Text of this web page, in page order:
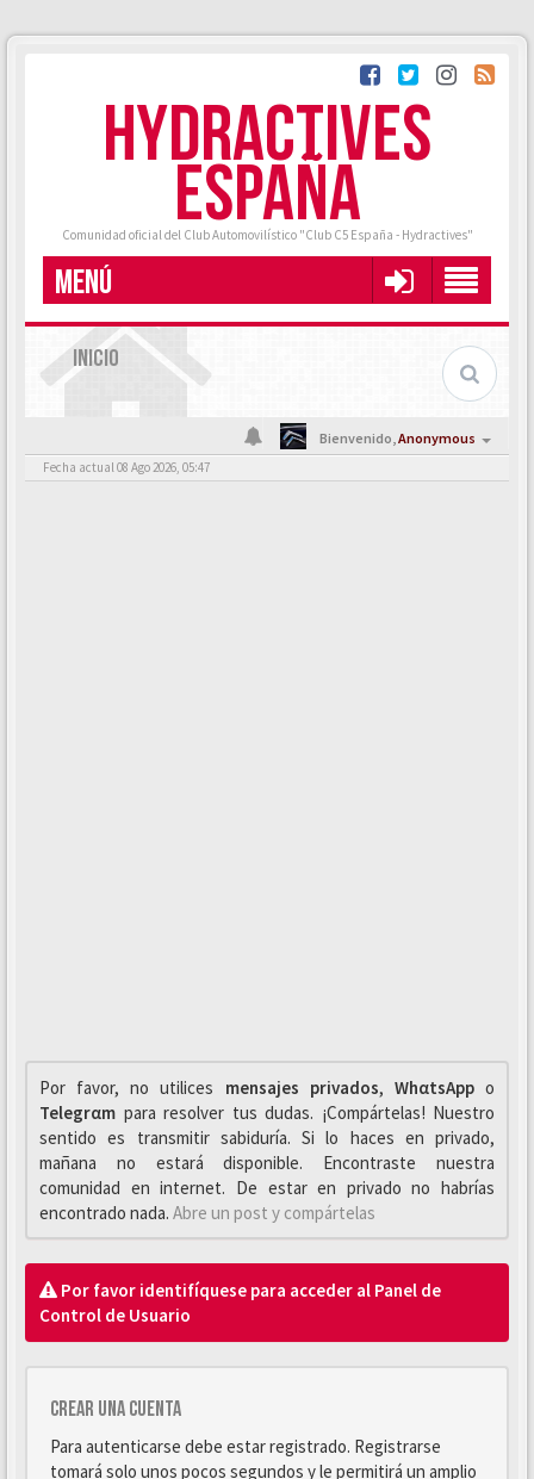
HYDRACTIVES
ESPAÑA
Comunidad oficial del Club Automovilístico "Club C5 España - Hydractives"
MENÚ
INICIO
Bienvenido,Anonymous
Fecha actual 08 Ago 2026, 05:47
Por favor, no utilices mensajes privados, WhαtsAppo
Telegrαm para resolver tus dudas. ¡Compártelas! Nuestro
sentido es transmitir sabiduría. Si lo haces en privado,
mañana no estará disponible. Encontraste nuestra
comunidad en internet. De estar en privado no habrías
encontrado nada. Abre un post y compártelas
Por favor identifíquese para acceder al Panel de
Control de Usuario
Crear una cuenta
Para autenticarse debe estar registrado. Registrarse
tomará solo unos pocos segundos y le permitirá un amplio